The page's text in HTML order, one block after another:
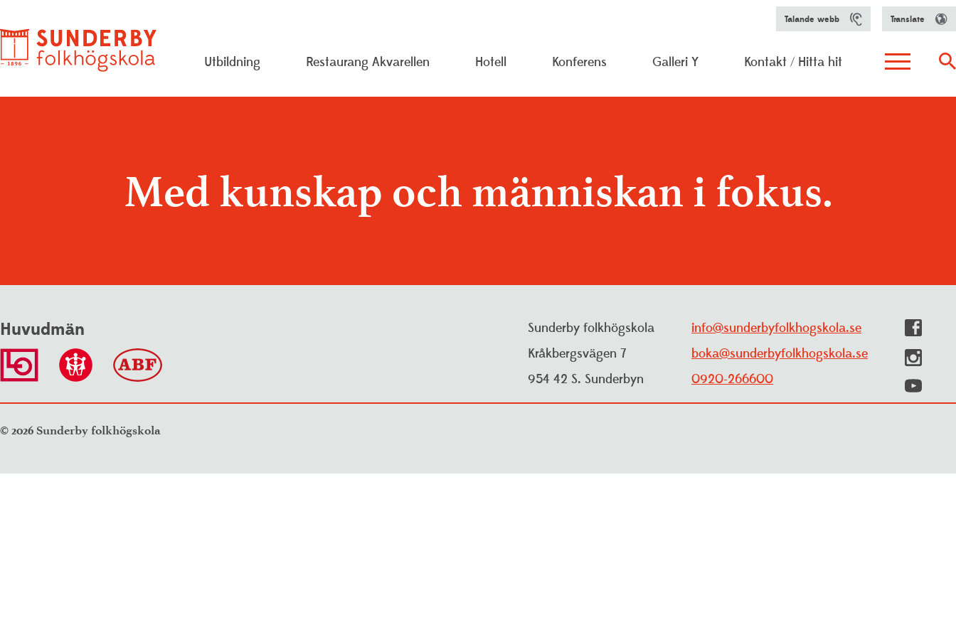
Utbildning Restaurang Akvarellen Hotell Konferens Galleri Y Kontakt / Hitta hit
Lediga jobb
Projekt
Resurscentrum
Talande webb Translate
Med kunskap och människan i fokus.
Huvudmän
Sunderby folkhögskola
Kråkbergsvägen 7
954 42 S. Sunderbyn
info@sunderbyfolkhogskola.se
boka@sunderbyfolkhogskola.se
0920-266600
© 2026 Sunderby folkhögskola